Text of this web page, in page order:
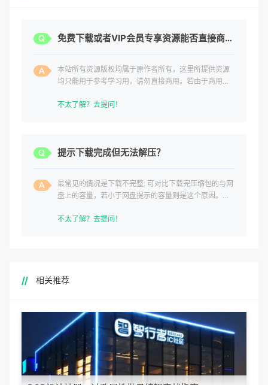
免费下载或者VIP会员专享资源能否直接商用？
本站所有资源版权均属于原作者所有，这里所提供资源
均只能用于参考学习用，请勿直接商用。若由于商用引
不太了解？去提问！
提示下载完成但无法解压？
最常见的情况是下载不完整: 可对比下载完压缩包的与网
盘上的容量，若小于网盘提示的容量则是这个原因。这
不太了解？去提问！
相关推荐